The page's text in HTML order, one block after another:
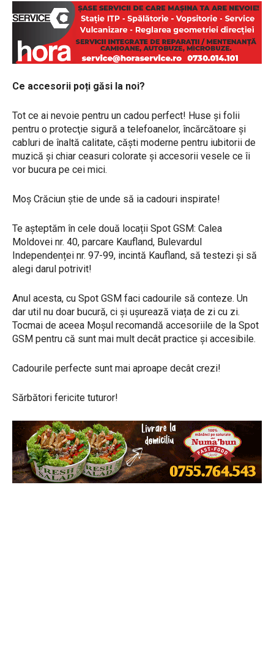
Ce accesorii poți găsi la noi?
Tot ce ai nevoie pentru un cadou perfect! Huse și folii
pentru o protecţie sigură a telefoanelor, încărcătoare și
cabluri de înaltă calitate, căști moderne pentru iubitorii de
muzică și chiar ceasuri colorate și accesorii vesele ce îi
vor bucura pe cei mici.
Moș Crăciun știe de unde să ia cadouri inspirate!
Te așteptăm în cele două locații Spot GSM: Calea
Moldovei nr. 40, parcare Kaufland, Bulevardul
Independenței nr. 97-99, incintă Kaufland, să testezi şi să
alegi darul potrivit!
Anul acesta, cu Spot GSM faci cadourile să conteze. Un
dar util nu doar bucură, ci și ușurează viața de zi cu zi.
Tocmai de aceea Moșul recomandă accesoriile de la Spot
GSM pentru că sunt mai mult decât practice și accesibile.
Cadourile perfecte sunt mai aproape decât crezi!
Sărbători fericite tuturor!